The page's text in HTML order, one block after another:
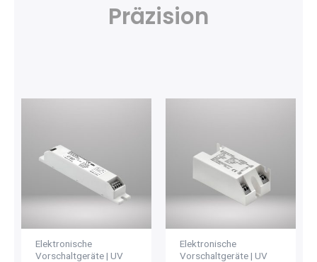
Präzision
Elektronische
Vorschaltgeräte | UV
Elektronische
Vorschaltgeräte | UV